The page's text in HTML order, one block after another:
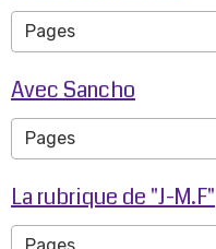
Avec Sancho
La rubrique de "J-M.F"